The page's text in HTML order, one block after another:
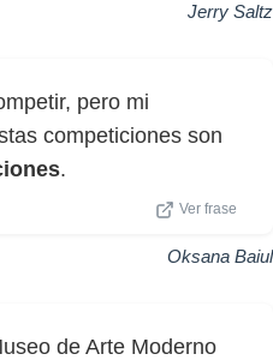
Jerry Saltz
pero mi
competiciones son
.
Ver frase
Oksana Baiul
de Arte Moderno